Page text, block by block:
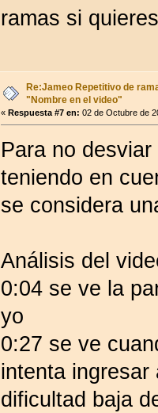
ramas si
Re:Jameo Repetitivo de
"Nombre en el video"
«Respuesta #7 en: 02 de Octubre de
Para no
teniendo en
se considera
Análisis del
0:04 se ve la
yo
0:27 se ve
intenta
dificultad baja